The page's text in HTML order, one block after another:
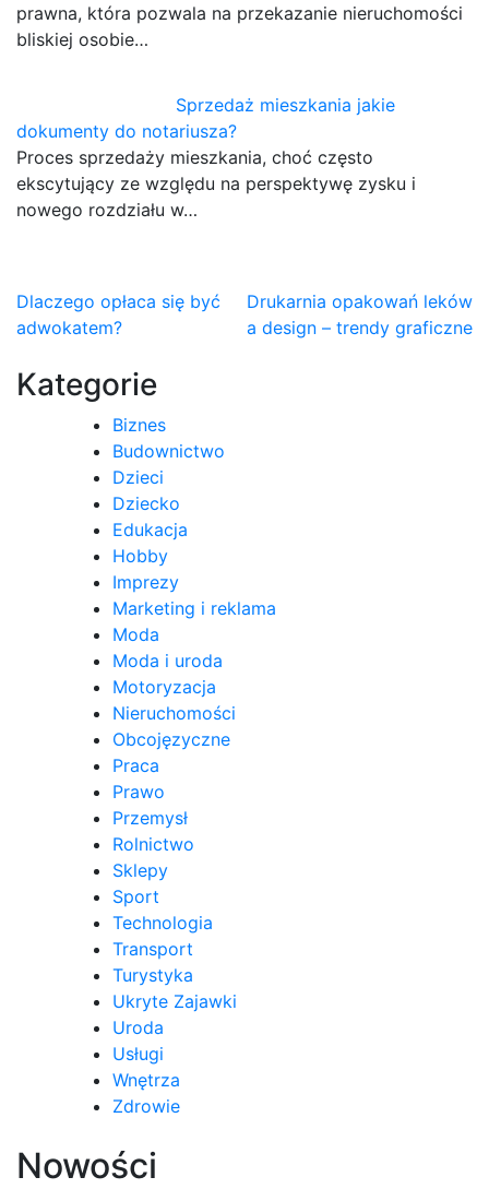
prawna, która pozwala na przekazanie nieruchomości
bliskiej osobie…
Sprzedaż mieszkania jakie
dokumenty do notariusza?
Proces sprzedaży mieszkania, choć często
ekscytujący ze względu na perspektywę zysku i
nowego rozdziału w…
Nawigacja
wpisu
Dlaczego opłaca się być
adwokatem?
Drukarnia opakowań leków
a design – trendy graficzne
Kategorie
Biznes
Budownictwo
Dzieci
Dziecko
Edukacja
Hobby
Imprezy
Marketing i reklama
Moda
Moda i uroda
Motoryzacja
Nieruchomości
Obcojęzyczne
Praca
Prawo
Przemysł
Rolnictwo
Sklepy
Sport
Technologia
Transport
Turystyka
Ukryte Zajawki
Uroda
Usługi
Wnętrza
Zdrowie
Nowości